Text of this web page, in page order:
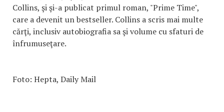
Collins, şi şi-a publicat primul roman, "Prime Time",
care a devenit un bestseller. Collins a scris mai multe
cărţi, inclusiv autobiografia sa şi volume cu sfaturi de
înfrumuseţare.
Foto: Hepta, Daily Mail